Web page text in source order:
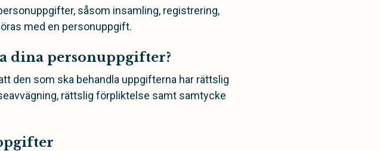
såsom insamling, registrering,
med en personuppgift.
dina personuppgifter?
den som ska behandla uppgifterna har rättslig
rättslig förpliktelse samt samtycke